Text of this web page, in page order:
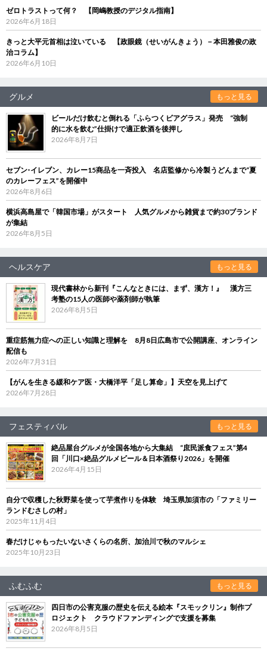
ゼロトラストって何？ 【岡嶋教授のデジタル指南】
2026年6月18日
きっと大平元首相は泣いている 【政眼鏡（せいがんきょう）－本田雅俊の政
治コラム】
2026年6月10日
グルメ もっと見る
ビールだけ飲むと倒れる「ふらつくビアグラス」発売 “強制
的に水を飲む”仕掛けで適正飲酒を後押し
2026年8月7日
セブン‐イレブン、カレー15商品を一斉投入 名店監修から冷製うどんまで“夏
のカレーフェス”を開催中
2026年8月6日
横浜高島屋で「韓国市場」がスタート 人気グルメから雑貨まで約30ブランド
が集結
2026年8月5日
ヘルスケア もっと見る
現代書林から新刊『こんなときには、まず、漢方！』 漢方三
考塾の15人の医師や薬剤師が執筆
2026年8月5日
重症筋無力症への正しい知識と理解を 8月8日広島市で公開講座、オンライン
配信も
2026年7月31日
【がんを生きる緩和ケア医・大橋洋平「足し算命」】天空を見上げて
2026年7月28日
フェスティバル もっと見る
絶品屋台グルメが全国各地から大集結 “庶民派食フェス”第4
回「川口×絶品グルメビール＆日本酒祭り2026」を開催
2026年4月15日
自分で収穫した秋野菜を使って芋煮作りを体験 埼玉県加須市の「ファミリー
ランドむさしの村」
2025年11月4日
春だけじゃもったいないさくらの名所、加治川で秋のマルシェ
2025年10月23日
ふむふむ もっと見る
四日市の公害克服の歴史を伝える絵本『スモックリン』制作プ
ロジェクト クラウドファンディングで支援を募集
2026年8月5日